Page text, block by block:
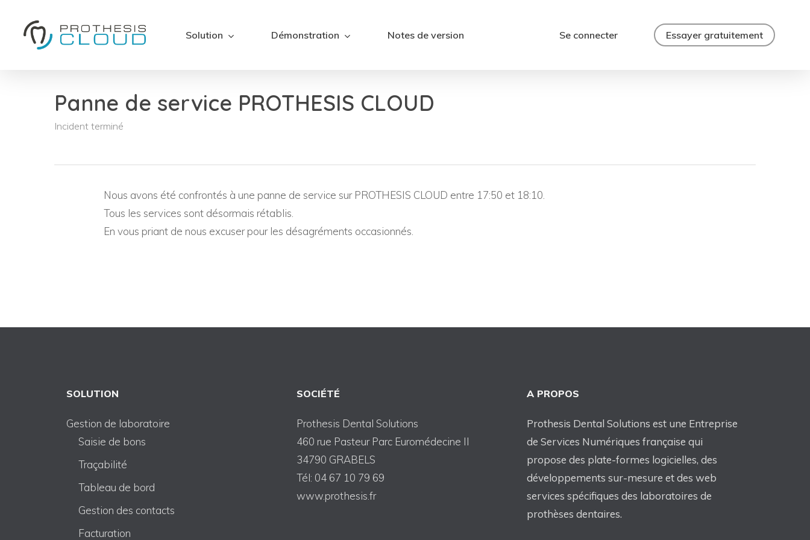
Solution Démonstration Notes de version Se connecter Essayer gratuitement
Panne de service PROTHESIS CLOUD
Incident terminé
Nous avons été confrontés à une panne de service sur PROTHESIS CLOUD entre 17:50 et 18:10.
Tous les services sont désormais rétablis.
En vous priant de nous excuser pour les désagréments occasionnés.
SOLUTION
Gestion de laboratoire
Saisie de bons
Traçabilité
Tableau de bord
Gestion des contacts
Facturation
SOCIÉTÉ
Prothesis Dental Solutions
460 rue Pasteur Parc Euromédecine II
34790 GRABELS
Tél: 04 67 10 79 69
www.prothesis.fr
A PROPOS
Prothesis Dental Solutions est une Entreprise
de Services Numériques française qui
propose des plate-formes logicielles, des
développements sur-mesure et des web
services spécifiques des laboratoires de
prothèses dentaires.